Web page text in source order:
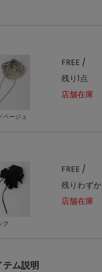
ベージュ
FREE /
残り1点
店舗在庫
ク
FREE /
残りわずか
店舗在庫
テム説明